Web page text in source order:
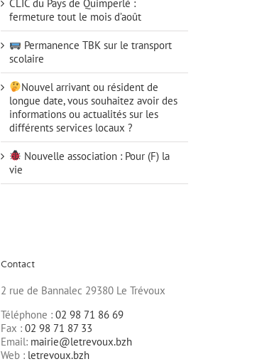
CLIC du Pays de Quimperlé :
fermeture tout le mois d’août
Permanence TBK sur le transport
scolaire
Nouvel arrivant ou résident de
longue date, vous souhaitez avoir des
informations ou actualités sur les
différents services locaux ?
Nouvelle association : Pour (F) la
vie
Contact
2 rue de Bannalec 29380 Le Trévoux
Téléphone : 02 98 71 86 69
Fax : 02 98 71 87 33
Email: mairie@letrevoux.bzh
Web : letrevoux.bzh